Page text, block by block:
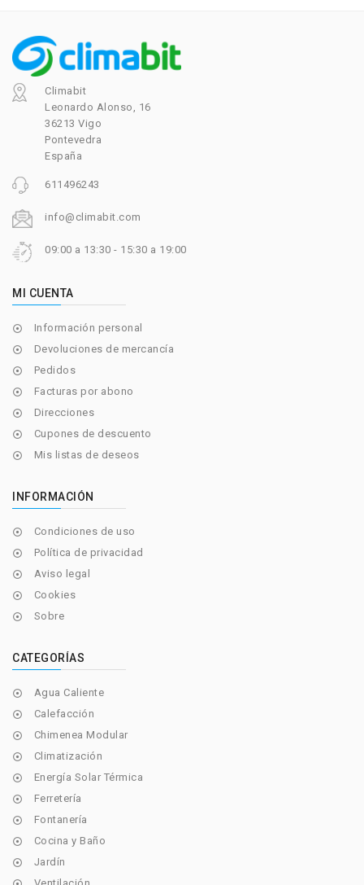
Climabit
Leonardo Alonso, 16
36213 Vigo
Pontevedra
España
611496243
info@climabit.com
09:00 a 13:30 - 15:30 a 19:00
MI CUENTA
 Información personal
 Devoluciones de mercancía
 Pedidos
 Facturas por abono
 Direcciones
 Cupones de descuento
 Mis listas de deseos
INFORMACIÓN
 Condiciones de uso
 Política de privacidad
 Aviso legal
 Cookies
 Sobre
CATEGORÍAS
 Agua Caliente
 Calefacción
 Chimenea Modular
 Climatización
 Energía Solar Térmica
 Ferretería
 Fontanería
 Cocina y Baño
 Jardín